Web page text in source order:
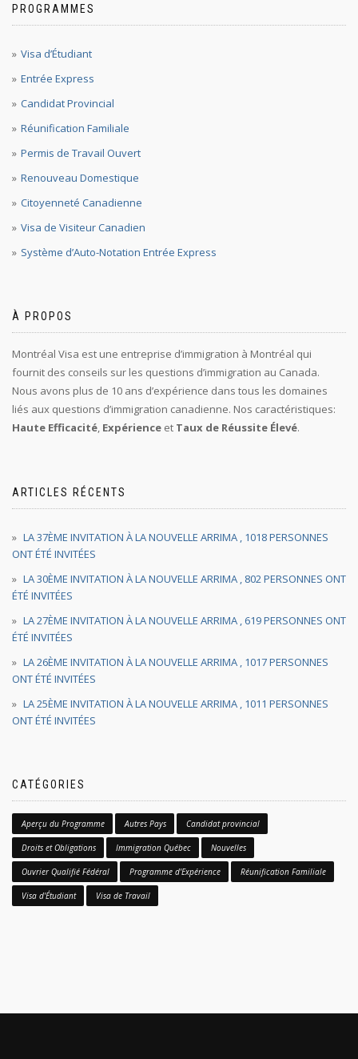
PROGRAMMES
Visa d’Étudiant
Entrée Express
Candidat Provincial
Réunification Familiale
Permis de Travail Ouvert
Renouveau Domestique
Citoyenneté Canadienne
Visa de Visiteur Canadien
Système d’Auto-Notation Entrée Express
À PROPOS
Montréal Visa est une entreprise d’immigration à Montréal qui
fournit des conseils sur les questions d’immigration au Canada.
Nous avons plus de 10 ans d’expérience dans tous les domaines
liés aux questions d’immigration canadienne. Nos caractéristiques:
Haute Efficacité Expérience et Taux de Réussite Élevé.
ARTICLES RÉCENTS
LA 37ÈME INVITATION À LA NOUVELLE ARRIMA , 1018 PERSONNES
ONT ÉTÉ INVITÉES
LA 30ÈME INVITATION À LA NOUVELLE ARRIMA , 802 PERSONNES ONT
ÉTÉ INVITÉES
LA 27ÈME INVITATION À LA NOUVELLE ARRIMA , 619 PERSONNES ONT
ÉTÉ INVITÉES
LA 26ÈME INVITATION À LA NOUVELLE ARRIMA , 1017 PERSONNES
ONT ÉTÉ INVITÉES
LA 25ÈME INVITATION À LA NOUVELLE ARRIMA , 1011 PERSONNES
ONT ÉTÉ INVITÉES
CATÉGORIES
Aperçu du Programme Autres Pays Candidat provincial
Droits et Obligations Immigration Québec Nouvelles
Ouvrier Qualifié Fédéral Programme d'Expérience Réunification Familiale
Visa d'Étudiant Visa de Travail